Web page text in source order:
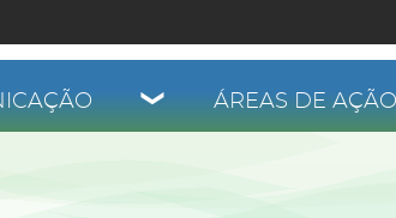
ÁREAS DE